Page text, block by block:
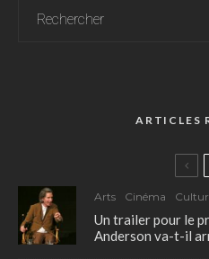
ARTICLES
Arts Cinéma
Un trailer pour le
Anderson va-t-il